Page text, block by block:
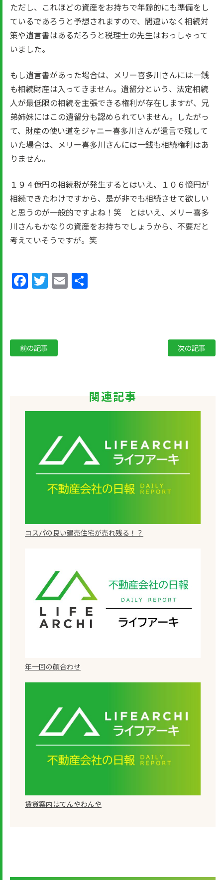
ただし、これほどの資産をお持ちで年齢的にも準備をし
ているであろうと予想されますので、間違いなく相続対
策や遺言書はあるだろうと税理士の先生はおっしゃって
いました。
もし遺言書があった場合は、メリー喜多川さんには一銭
も相続財産は入ってきません。遺留分という、法定相続
人が最低限の相続を主張できる権利が存在しますが、兄
弟姉妹にはこの遺留分も認められていません。したがっ
て、財産の使い道をジャニー喜多川さんが遺言で残して
いた場合は、メリー喜多川さんには一銭も相続権利はあ
りません。
１９４億円の相続税が発生するとはいえ、１０６憶円が
相続できたわけですから、是が非でも相続させて欲しい
と思うのが一般的ですよね！笑 とはいえ、メリー喜多
川さんもかなりの資産をお持ちでしょうから、不要だと
考えていそうですが。笑
Facebook
Twitter
Email
前の記事 次の記事
関連記事
コスパの良い建売住宅が売れ残る！？
年一回の顔合わせ
賃貸案内はてんやわんや